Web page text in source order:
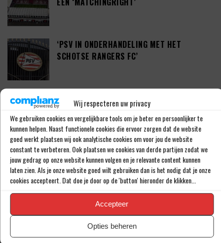
Wij respecteren uw privacy
We gebruiken cookies en vergelijkbare tools om je beter en persoonlijker te
kunnen helpen. Naast functionele cookies die ervoor zorgen dat de website
goed werkt plaatsen wij ook analytische cookies om voor jou de website
constant te verbeteren. Ook plaatsen we cookies van derde partijen zodat we
jouw gedrag op onze website kunnen volgen en je relevante content kunnen
laten zien. Als je onze website goed wilt gebruiken dan is het nodig dat je onze
cookies accepteert. Dat doe je door op de 'button' hieronder de klikken...
Accepteer
Opties beheren
‘PSV IN ONDERHANDELING MET HET
SCHOTSE RANGERS FC’
‘PSV WIL ZICH GAAN VERSTERKEN MET 29-
JARIGE ADAMA CAMARA’
JOEL DROMMEL (29) TEKENT VOOR VIER
JAAR BIJ FC TWENTE
‘COUHAIB DRIOUECH ZOU EEN PRIMA
SPELER ZIJN VOOR FEYENOORD’